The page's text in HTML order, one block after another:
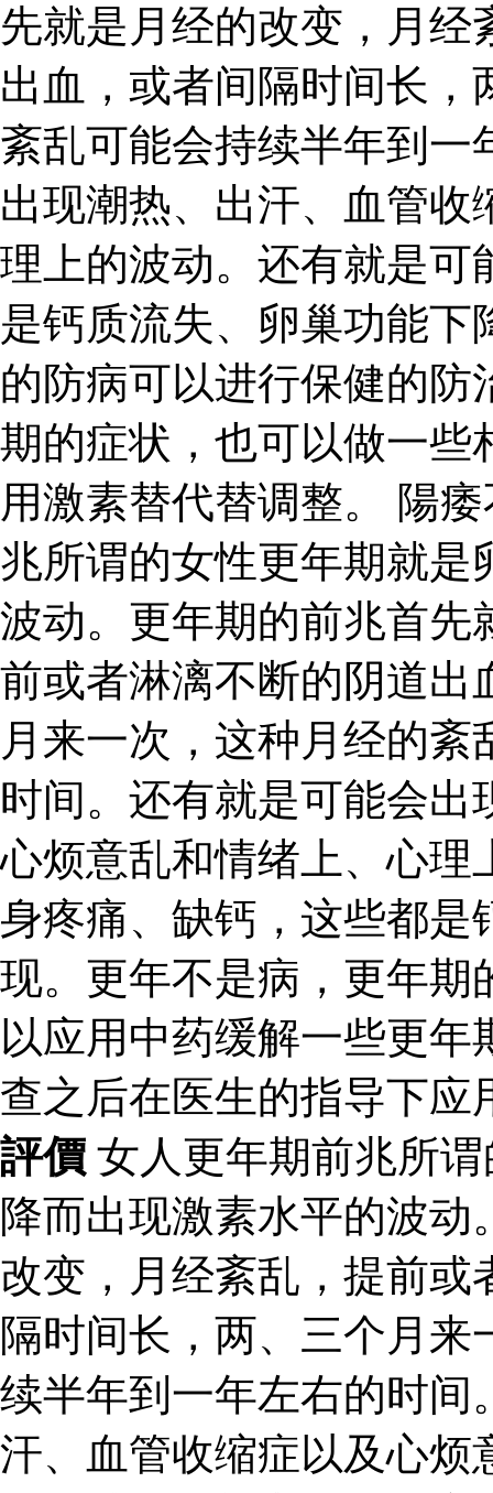
先就是月经的改变，月
出血，或者间隔时间长
紊乱可能会持续半年到一
出现潮热、出汗、血管
理上的波动。还有就是可
是钙质流失、卵巢功能
的防病可以进行保健的
期的症状，也可以做一些
用激素替代替调整。 陽
兆所谓的女性更年期就是
波动。更年期的前兆首先
前或者淋漓不断的阴道出
月来一次，这种月经的
时间。还有就是可能会
心烦意乱和情绪上、心理
身疼痛、缺钙，这些都是
现。更年不是病，更年期
以应用中药缓解一些更
查之后在医生的指导下
評價 女人更年期前兆所
降而出现激素水平的波
改变，月经紊乱，提前或
隔时间长，两、三个月
续半年到一年左右的时间
汗、血管收缩症以及心烦